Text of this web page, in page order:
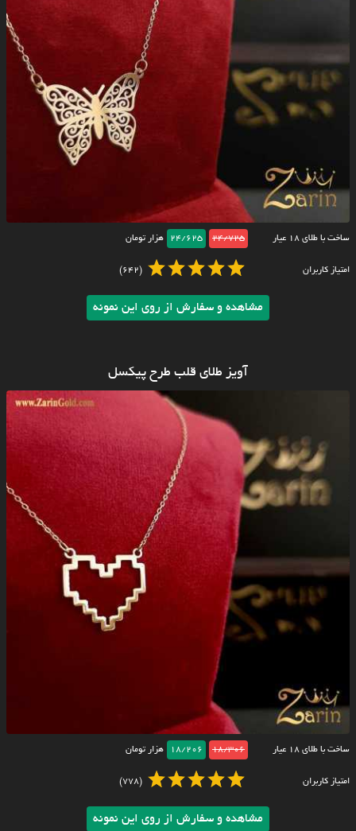
ساخت با طلای ۱۸ عیار 24/725
24/625 هزار تومان
امتیاز کاربران (642)
مشاهده و سفارش از روی این نمونه
آویز طلای قلب طرح پیکسل
ساخت با طلای ۱۸ عیار 18/306
18/206 هزار تومان
امتیاز کاربران (778)
مشاهده و سفارش از روی این نمونه